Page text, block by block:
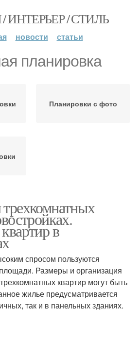
ИНТЕРЬЕР / СТИЛЬ
новости статьи
планировка
Планировки с фото
в
спросом пользуются
Размеры и организация
квартир могут быть
жилье предусматривается
так и в панельных зданиях.